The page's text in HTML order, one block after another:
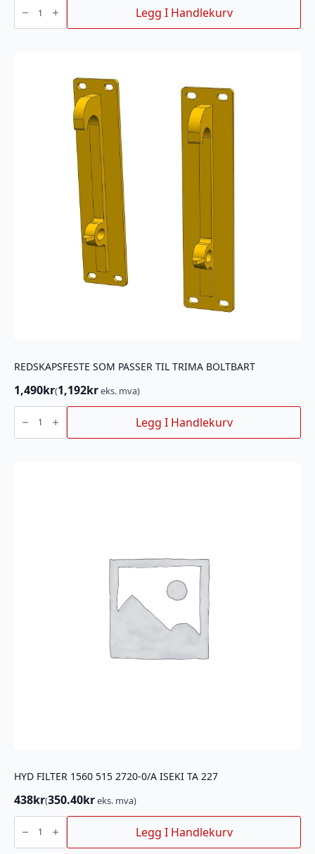
Koblingsledd
banen
Legg I Handlekurv
REDSKAPSFESTE SOM PASSER TIL TRIMA BOLTBART
1,490kr(1,192kreks. mva)
REDSKAPSFESTE
PASSER
TIL
Legg I Handlekurv
HYD FILTER 1560 515 2720-0/A ISEKI TA 227
438kr(350.40kreks. mva)
HYD
FILTER
1560
515
Legg I Handlekurv